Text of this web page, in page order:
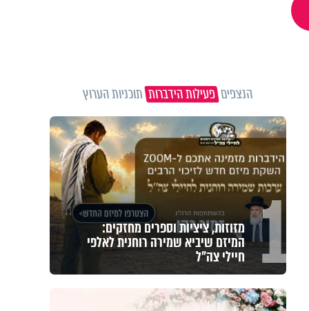
הנצפיםפעילות הידברותתוכניות הערוץ
1 מזוזות, ציציות וספרים מחזקים:
המיזם שיביא שמירה רוחנית לאלפי
חיילי צה"ל